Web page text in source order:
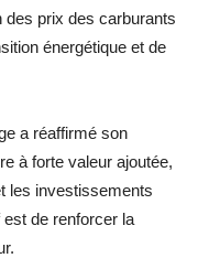
des prix des carburants
énergétique et de
a réaffirmé son
à forte valeur ajoutée,
les investissements
est de renforcer la